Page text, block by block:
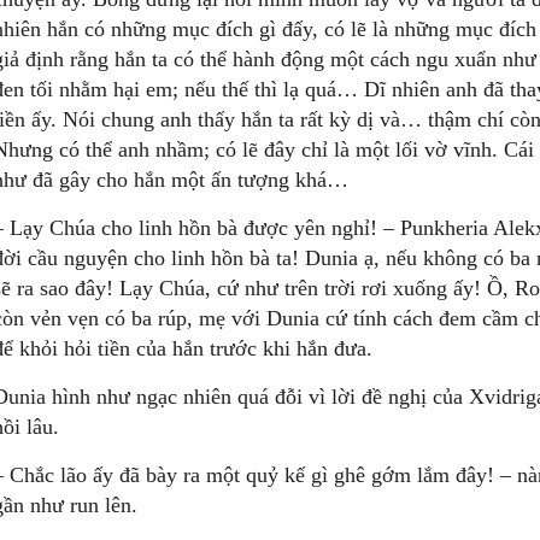
hắn có những mục đích gì đấy, có lẽ là những mục
định rằng hắn ta có thể hành động một cách ngu xuẩn
tối nhằm hại em; nếu thế thì lạ quá… Dĩ nhiên anh đã
ấy. Nói chung anh thấy hắn ta rất kỳ dị và… thậm chí
có thể anh nhầm; có lẽ đây chỉ là một lối vờ vĩnh. Cái
đã gây cho hắn một ấn tượng khá…
Lạy Chúa cho linh hồn bà được yên nghỉ! – Punkheria
cầu nguyện cho linh hồn bà ta! Dunia ạ, nếu không có
ra sao đây! Lạy Chúa, cứ như trên trời rơi xuống ấy! Ồ,
vẻn vẹn có ba rúp, mẹ với Dunia cứ tính cách đem cầm
khỏi hỏi tiền của hắn trước khi hắn đưa.
hình như ngạc nhiên quá đỗi vì lời đề nghị của
lâu.
Chắc lão ấy đã bày ra một quỷ kế gì ghê gớm lắm đây! –
như run lên.